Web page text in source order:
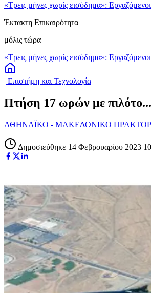
«Τρεις μήνες χωρίς εισόδημα»:
Έκτακτη Επικαιρότητα
μόλις τώρα
«Τρεις μήνες χωρίς εισόδημα»:
| Επιστήμη και Τεχνολογία
Πτήση 17 ωρών με
ΑΘΗΝΑΪΚΟ - ΜΑΚΕΔΟΝΙΚΟ
Δημοσιεύθηκε 14 Φεβρουαρίου 2023